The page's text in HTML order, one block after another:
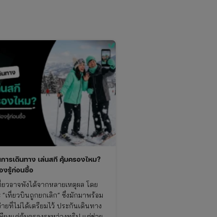
ารเดินทาง เล่นสกี คุ้มครองไหม?
งรู้ก่อนซื้อ
วอาจพังได้จากหลายเหตุผล โดย
“เที่ยวบินถูกยกเลิก” ซึ่งมักมาพร้อม
ยที่ไม่ได้เตรียมไว้ ประกันเดินทาง